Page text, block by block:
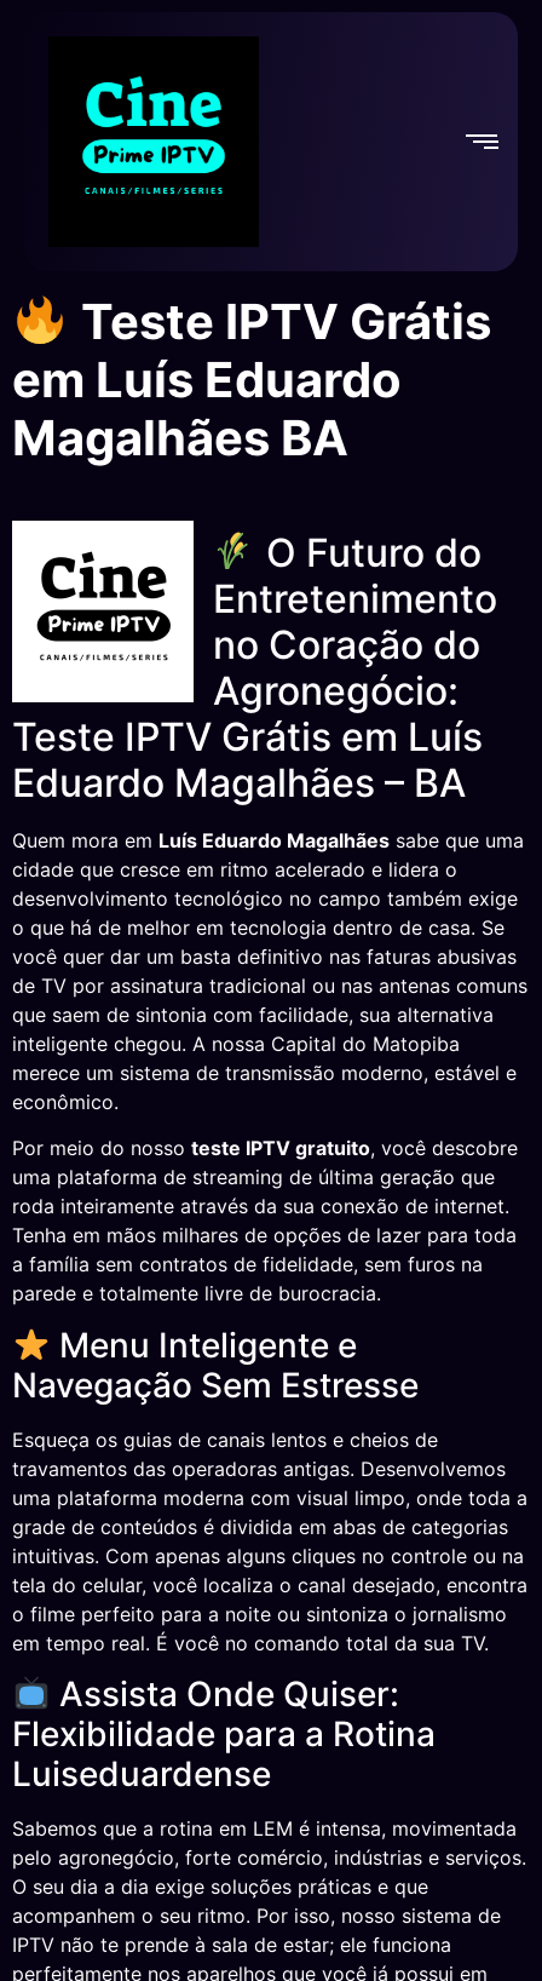
Teste IPTV Grátis
em Luís Eduardo
Magalhães BA
O Futuro do
Entretenimento
no Coração do
Agronegócio:
Teste IPTV Grátis em Luís
Eduardo Magalhães – BA
Quem mora em Luís Eduardo Magalhães sabe que uma
cidade que cresce em ritmo acelerado e lidera o
desenvolvimento tecnológico no campo também exige
o que há de melhor em tecnologia dentro de casa. Se
você quer dar um basta definitivo nas faturas abusivas
de TV por assinatura tradicional ou nas antenas comuns
que saem de sintonia com facilidade, sua alternativa
inteligente chegou. A nossa Capital do Matopiba
merece um sistema de transmissão moderno, estável e
econômico.
Por meio do nosso teste IPTV gratuito, você descobre
uma plataforma de streaming de última geração que
roda inteiramente através da sua conexão de internet.
Tenha em mãos milhares de opções de lazer para toda
a família sem contratos de fidelidade, sem furos na
parede e totalmente livre de burocracia.
Menu Inteligente e
Navegação Sem Estresse
Esqueça os guias de canais lentos e cheios de
travamentos das operadoras antigas. Desenvolvemos
uma plataforma moderna com visual limpo, onde toda a
grade de conteúdos é dividida em abas de categorias
intuitivas. Com apenas alguns cliques no controle ou na
tela do celular, você localiza o canal desejado, encontra
o filme perfeito para a noite ou sintoniza o jornalismo
em tempo real. É você no comando total da sua TV.
Assista Onde Quiser:
Flexibilidade para a Rotina
Luiseduardense
Sabemos que a rotina em LEM é intensa, movimentada
pelo agronegócio, forte comércio, indústrias e serviços.
O seu dia a dia exige soluções práticas e que
acompanhem o seu ritmo. Por isso, nosso sistema de
IPTV não te prende à sala de estar; ele funciona
perfeitamente nos aparelhos que você já possui em